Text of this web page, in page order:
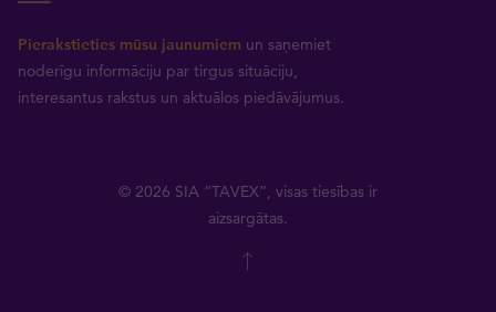
Pierakstieties mūsu jaunumiem un saņemiet
noderīgu informāciju par tirgus situāciju,
interesantus rakstus un aktuālos piedāvājumus.
© 2026 SIA “TAVEX”, visas tiesības ir
aizsargātas.